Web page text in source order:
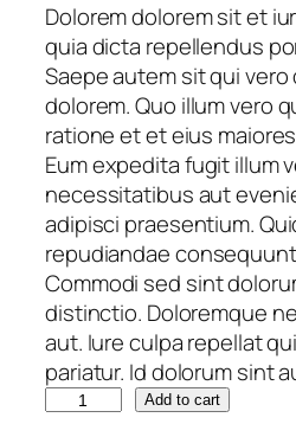
i
g
i
n
a
l
p
r
i
c
e
w
a
s
r
r
e
n
t
p
r
i
c
e
i
s
:
€
Dolorem dolorem sit et
quia dicta repellendus
Saepe autem sit qui
dolorem. Quo illum vero
ratione et et eius
Eum expedita fugit illum
necessitatibus aut
adipisci praesentium.
repudiandae
Commodi sed sint
distinctio. Doloremque
aut. Iure culpa repellat
pariatur. Id dolorum sint
Add to cart